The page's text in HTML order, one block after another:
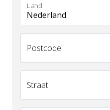
Land
Postcode
Straat